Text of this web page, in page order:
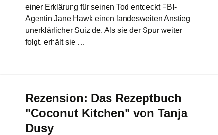
einer Erklärung für seinen Tod entdeckt FBI-
Agentin Jane Hawk einen landesweiten Anstieg
unerklärlicher Suizide. Als sie der Spur weiter
folgt, erhält sie …
Rezension: Das Rezeptbuch
"Coconut Kitchen" von Tanja
Dusy